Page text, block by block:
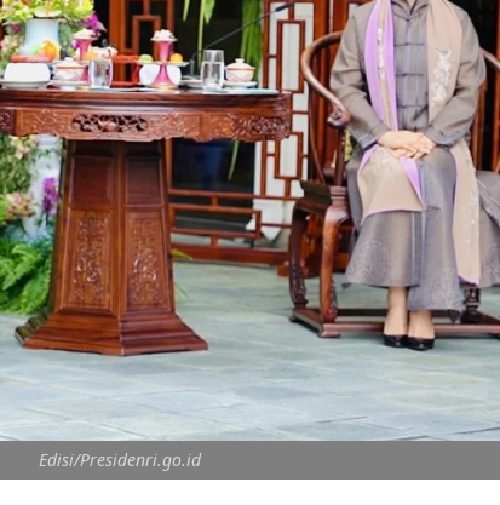
Edisi/Presidenri.go.id